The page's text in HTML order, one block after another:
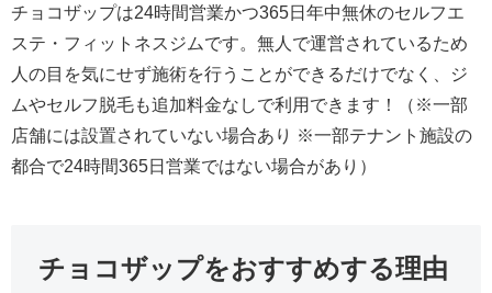
チョコザップは24時間営業かつ365日年中無休のセルフエ
ステ・フィットネスジムです。無人で運営されているため
人の目を気にせず施術を行うことができるだけでなく、ジ
ムやセルフ脱毛も追加料金なしで利用できます！（※一部
店舗には設置されていない場合あり ※一部テナント施設の
都合で24時間365日営業ではない場合があり）
チョコザップをおすすめする理由